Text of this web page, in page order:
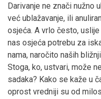
Darivanje ne znači nužno
već ublažavanje, ili
osjeća. A vrlo često,
nas osjeća potrebu za
nama, naročito naših
Stoga, ko, ustvari, može
sadaka? Kako se kaže u
oprost vredniji su od